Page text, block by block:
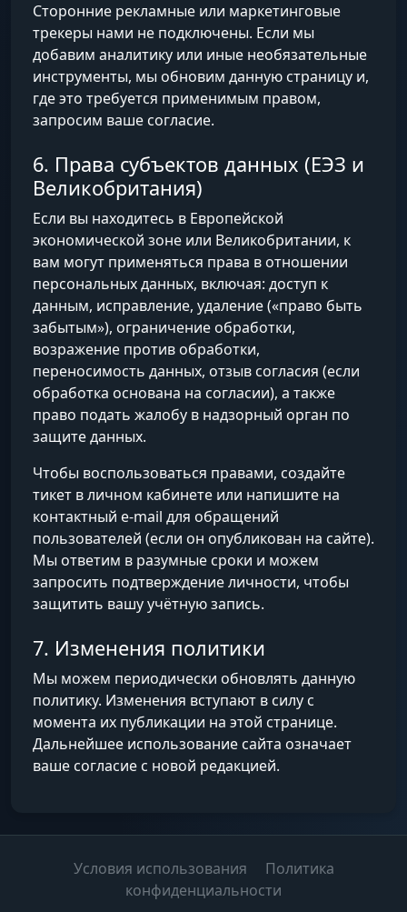
Сторонние рекламные или маркетинговые
трекеры нами не подключены. Если мы
добавим аналитику или иные необязательные
инструменты, мы обновим данную страницу и,
где это требуется применимым правом,
запросим ваше согласие.
6. Права субъектов данных (ЕЭЗ и
Великобритания)
Если вы находитесь в Европейской
экономической зоне или Великобритании, к
вам могут применяться права в отношении
персональных данных, включая: доступ к
данным, исправление, удаление («право быть
забытым»), ограничение обработки,
возражение против обработки,
переносимость данных, отзыв согласия (если
обработка основана на согласии), а также
право подать жалобу в надзорный орган по
защите данных.
Чтобы воспользоваться правами, создайте
тикет в личном кабинете или напишите на
контактный e-mail для обращений
пользователей (если он опубликован на сайте).
Мы ответим в разумные сроки и можем
запросить подтверждение личности, чтобы
защитить вашу учётную запись.
7. Изменения политики
Мы можем периодически обновлять данную
политику. Изменения вступают в силу с
момента их публикации на этой странице.
Дальнейшее использование сайта означает
ваше согласие с новой редакцией.
Условия использования
Политика
конфиденциальности